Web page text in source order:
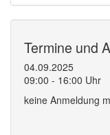
Termine und
04.09.2025
09:00 - 16:00 Uhr
keine Anmeldung